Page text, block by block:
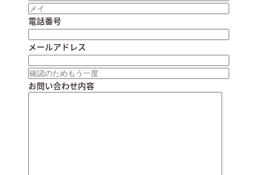
電話番号
メールアドレス
お問い合わせ内容